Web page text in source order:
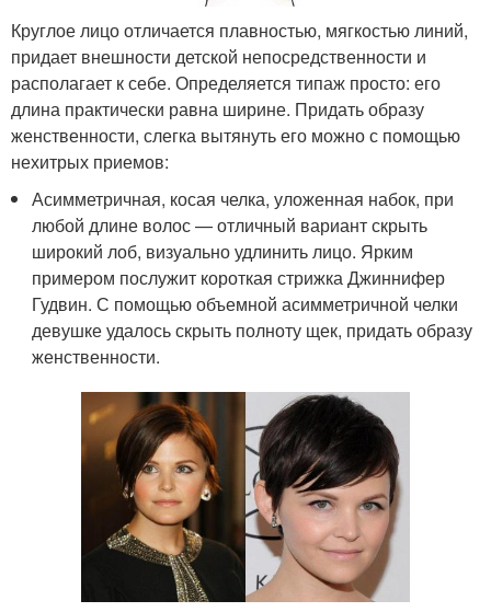
Круглое лицо отличается плавностью, мягкостью линий,
придает внешности детской непосредственности и
располагает к себе. Определяется типаж просто: его
длина практически равна ширине. Придать образу
женственности, слегка вытянуть его можно с помощью
нехитрых приемов:
Асимметричная, косая челка, уложенная набок, при
любой длине волос — отличный вариант скрыть
широкий лоб, визуально удлинить лицо. Ярким
примером послужит короткая стрижка Джиннифер
Гудвин. С помощью объемной асимметричной челки
девушке удалось скрыть полноту щек, придать образу
женственности.